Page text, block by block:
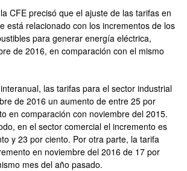
CFE precisó que el ajuste de las tarifas en
está relacionado con los incrementos de los
para generar energía eléctrica,
de 2016, en comparación con el mismo
las tarifas para el sector industrial
de 2016 un aumento de entre 25 por
en comparación con noviembre del 2015.
en el sector comercial el incremento es
y 23 por ciento. Por otra parte, la tarifa
en noviembre del 2016 de 17 por
mes del año pasado.